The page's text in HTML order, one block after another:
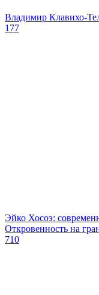
Владимир Клавихо-
177
Эйко Хосоэ:
Откровенность на
710